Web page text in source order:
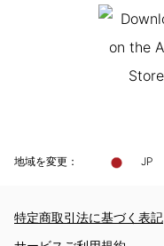
地域を変更： JP
特定商取引法に基づく表記